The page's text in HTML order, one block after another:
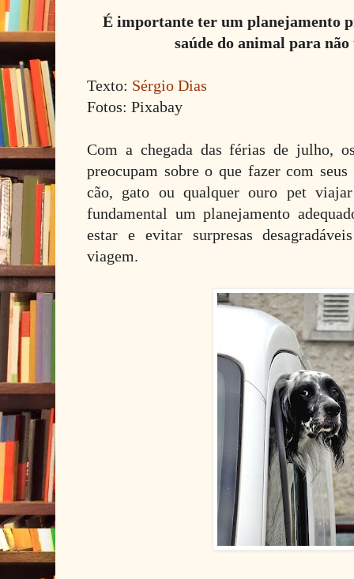
É importante ter um planejamento
saúde do animal para
Texto: Sérgio Dias
Fotos: Pixabay
Com a chegada das férias de julho,
preocupam sobre o que fazer com seus
cão, gato ou qualquer ouro pet
fundamental um planejamento
estar e evitar surpresas
viagem.